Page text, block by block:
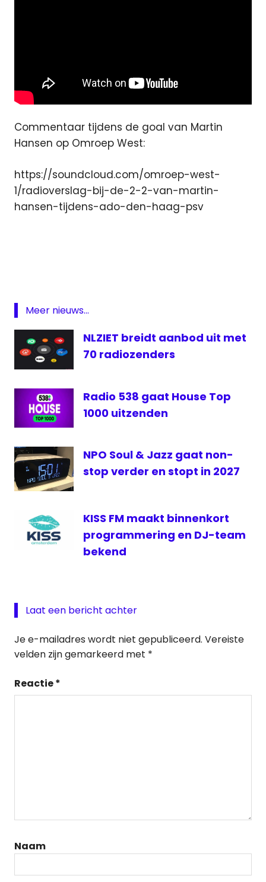
Commentaar tijdens de goal van Martin
Hansen op Omroep West:
https://soundcloud.com/omroep-west-
1/radioverslag-bij-de-2-2-van-martin-
hansen-tijdens-ado-den-haag-psv
keeper
Fresh
FM
goal
ADO
Martin
Hansen
Radio
Meer nieuws...
NLZIET breidt aanbod uit met
70 radiozenders
Radio 538 gaat House Top
1000 uitzenden
NPO Soul & Jazz gaat non-
stop verder en stopt in 2027
KISS FM maakt binnenkort
programmering en DJ-team
bekend
Laat een bericht achter
Je e-mailadres wordt niet gepubliceerd. Vereiste
velden zijn gemarkeerd met *
Reactie*
Naam